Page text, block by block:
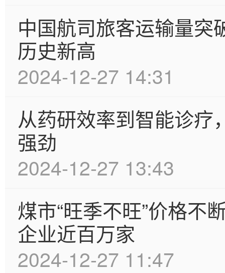
中国航司旅客运输量突
历史新高
2024-12-27 14:31
从药研效率到智能诊疗
强劲
2024-12-27 13:43
煤市“旺季不旺”价格不
企业近百万家
2024-12-27 11:47